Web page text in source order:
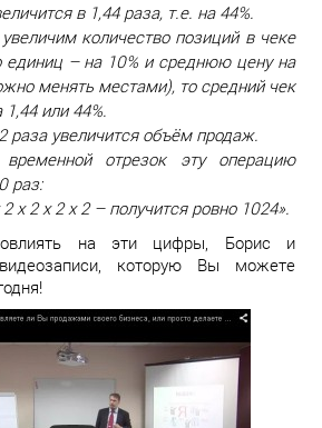
в 1,44 раза, т.е. на 44%.
количество позиций в чеке
единиц – на 10% и среднюю цену на
менять местами), то средний чек
или 44%.
раза увеличится объём продаж.
отрезок эту операцию
раз:
х 2 х 2 х 2 – получится ровно 1024».
на эти цифры, Борис и
которую Вы можете